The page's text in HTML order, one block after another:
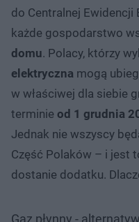
do Centralnej Ewidencji
każde gospodarstwo
domu. Polacy, którzy
elektryczna mogą
w właściwej dla siebie
terminie od 1 grudnia
Jednak nie wszyscy
Część Polaków – i jest
dostanie dodatku.
Gaz płynny -